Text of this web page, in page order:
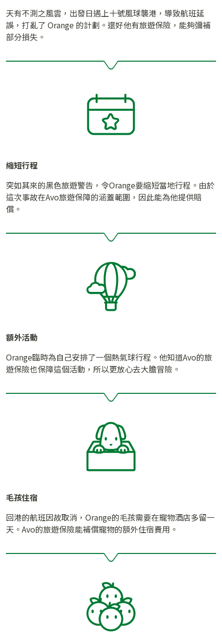
天有不測之風雲，出發日遇上十號風球襲港，導致航班延
誤，打亂了 Orange 的計劃。還好他有旅遊保險，能夠彌補
部分損失。
縮短行程
突如其來的黑色旅遊警告，令Orange要縮短當地行程。由於
這次事故在Avo旅遊保障的涵蓋範圍，因此能為他提供賠
償。
額外活動
Orange臨時為自己安排了一個熱氣球行程。他知道Avo的旅
遊保險也保障這個活動，所以更放心去大膽冒險。
毛孩住宿
回港的航班因故取消，Orange的毛孩需要在寵物酒店多留一
天。Avo的旅遊保險能補償寵物的額外住宿費用。